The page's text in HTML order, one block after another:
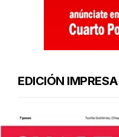
EDICIÓN IMPRESA